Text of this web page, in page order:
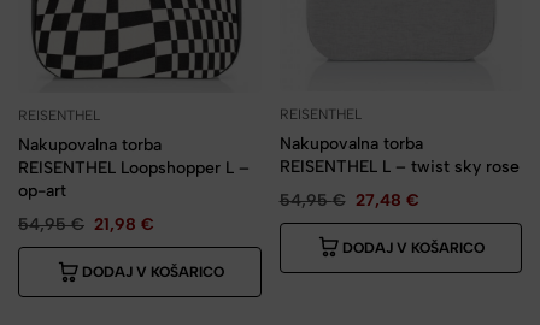
REISENTHEL
Nakupovalna torba
REISENTHEL Loopshopper L –
op-art
54,95€ 21,98 €
DODAJ V KOŠARICO
REISENTHEL
Nakupovalna torba
REISENTHEL L – twist sky rose
54,95€ 27,48 €
DODAJ V KOŠARICO